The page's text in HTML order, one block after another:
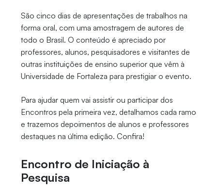
São cinco dias de apresentações de trabalhos na
forma oral, com uma amostragem de autores de
todo o Brasil. O conteúdo é apreciado por
professores, alunos, pesquisadores e visitantes de
outras instituições de ensino superior que vêm à
Universidade de Fortaleza para prestigiar o evento.
Para ajudar quem vai assistir ou participar dos
Encontros pela primeira vez, detalhamos cada ramo
e trazemos depoimentos de alunos e professores
destaques na última edição. Confira!
Encontro de Iniciação à
Pesquisa